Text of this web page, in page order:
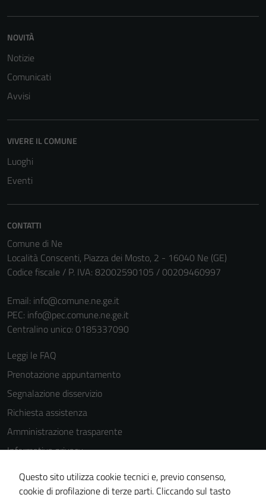
NOVITÀ
Notizie
Comunicati
Avvisi
VIVERE IL COMUNE
Luoghi
Eventi
CONTATTI
Comune di Ne
Località Conscenti, Piazza dei Mosto, 2 - 16040 Ne (GE)
Codice fiscale / P. IVA: 82002590105 / 00209460997
Email: info@comune.ne.ge.it
PEC: info@pec.comune.ne.ge.it
Centralino unico: 0185337090
Leggi le FAQ
Prenotazione appuntamento
Segnalazione disservizio
Richiesta assistenza
Amministrazione trasparente
Informativa privacy
Cookie Policy
Note legali
Questo sito utilizza cookie tecnici e, previo consenso,
cookie di profilazione di terze parti. Cliccando sul tasto
funzionamento
non raccolgono